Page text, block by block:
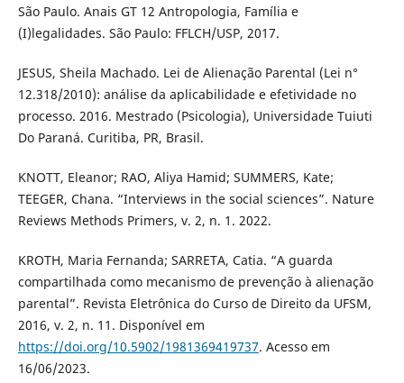
São Paulo. Anais GT 12 Antropologia, Família e
(I)legalidades. São Paulo: FFLCH/USP, 2017.
JESUS, Sheila Machado. Lei de Alienação Parental (Lei n°
12.318/2010): análise da aplicabilidade e efetividade no
processo. 2016. Mestrado (Psicologia), Universidade Tuiuti
Do Paraná. Curitiba, PR, Brasil.
KNOTT, Eleanor; RAO, Aliya Hamid; SUMMERS, Kate;
TEEGER, Chana. “Interviews in the social sciences”. Nature
Reviews Methods Primers, v. 2, n. 1. 2022.
KROTH, Maria Fernanda; SARRETA, Catia. “A guarda
compartilhada como mecanismo de prevenção à alienação
parental”. Revista Eletrônica do Curso de Direito da UFSM,
2016, v. 2, n. 11. Disponível em
https://doi.org/10.5902/1981369419737. Acesso em
16/06/2023.